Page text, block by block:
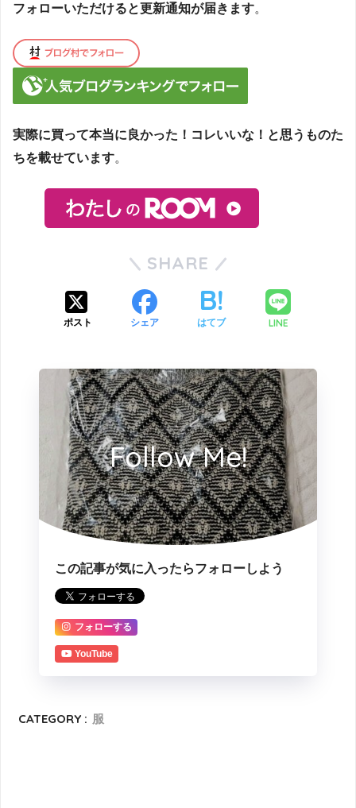
フォローいただけると更新通知が届きます。
実際に買って本当に良かった！コレいいな！と思うものた
ちを載せています。
SHARE
ポスト シェア はてブ LINE
Follow Me!
この記事が気に入ったらフォローしよう
フォローする
YouTube
CATEGORY : 服